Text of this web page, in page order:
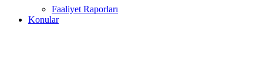
Faaliyet Raporları
Konular